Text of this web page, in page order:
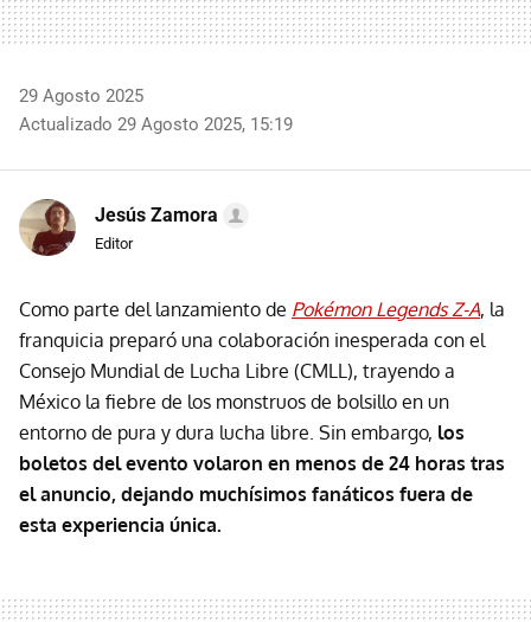
29 Agosto 2025
Actualizado 29 Agosto 2025, 15:19
Jesús Zamora
Editor
Como parte del lanzamiento de Pokémon Legends Z-A, la
franquicia preparó una colaboración inesperada con el
Consejo Mundial de Lucha Libre (CMLL), trayendo a
México la fiebre de los monstruos de bolsillo en un
entorno de pura y dura lucha libre. Sin embargo, los
boletos del evento volaron en menos de 24 horas tras
el anuncio, dejando muchísimos fanáticos fuera de
esta experiencia única.